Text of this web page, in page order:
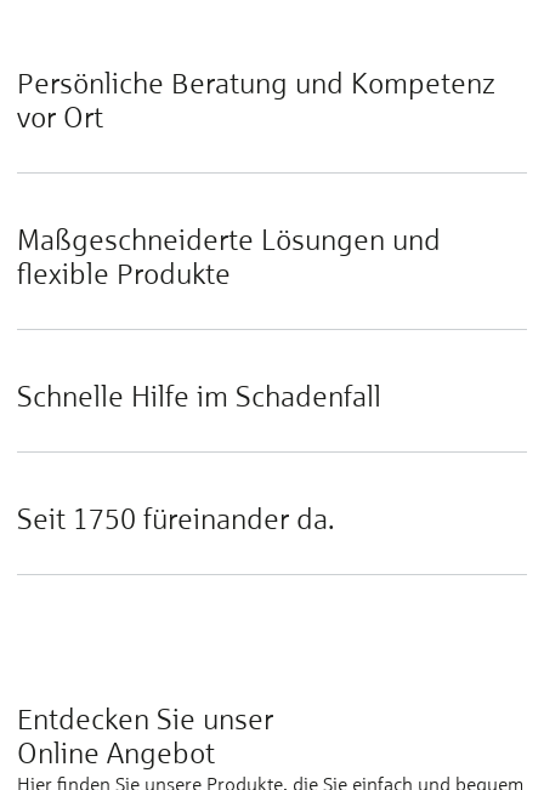
Persönliche Beratung und Kompetenz
vor Ort
Maßgeschneiderte Lösungen und
flexible Produkte
Schnelle Hilfe im Schadenfall
Seit 1750 füreinander da.
Entdecken Sie unser
Online Angebot
Hier finden Sie unsere Produkte, die Sie einfach und bequem